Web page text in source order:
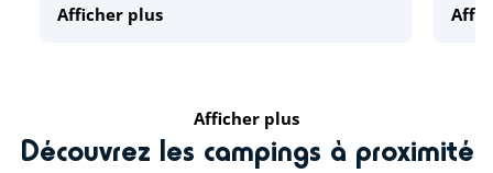
<7km
Afficher plus
Afficher plus
Découvrez les campings à proximité